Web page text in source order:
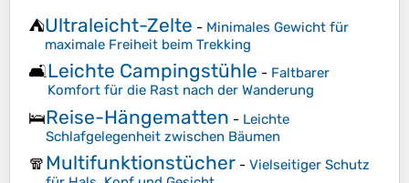
⛺Ultraleicht-Zelte - Minimales Gewicht für
maximale Freiheit beim Trekking
🛋️Leichte Campingstühle - Faltbarer
Komfort für die Rast nach der Wanderung
🛌Reise-Hängematten - Leichte
Schlafgelegenheit zwischen Bäumen
🧣Multifunktionstücher - Vielseitiger Schutz